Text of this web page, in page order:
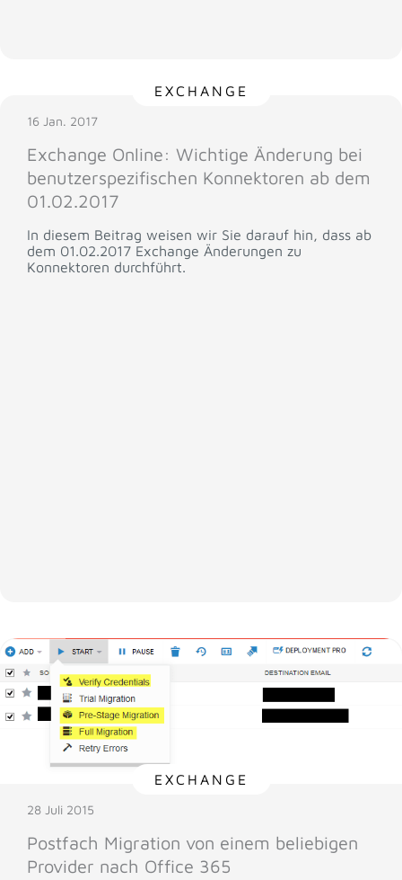
EXCHANGE
16 Jan. 2017
Exchange Online: Wichtige Änderung bei
benutzerspezifischen Konnektoren ab dem
01.02.2017
In diesem Beitrag weisen wir Sie darauf hin, dass ab
dem 01.02.2017 Exchange Änderungen zu
Konnektoren durchführt.
EXCHANGE
28 Juli 2015
Postfach Migration von einem beliebigen
Provider nach Office 365